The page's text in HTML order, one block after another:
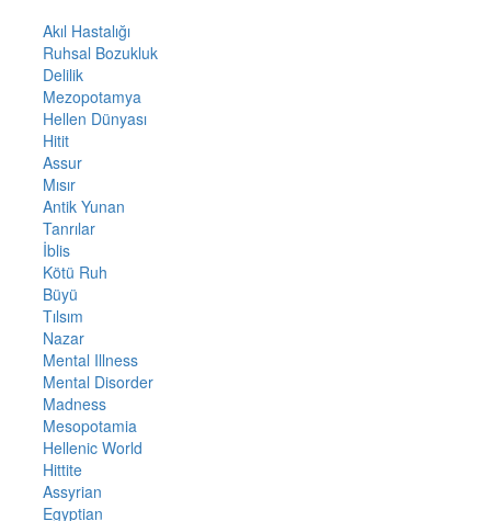
Akıl Hastalığı
Ruhsal Bozukluk
Delilik
Mezopotamya
Hellen Dünyası
Hitit
Assur
Mısır
Antik Yunan
Tanrılar
İblis
Kötü Ruh
Büyü
Tılsım
Nazar
Mental Illness
Mental Disorder
Madness
Mesopotamia
Hellenic World
Hittite
Assyrian
Egyptian